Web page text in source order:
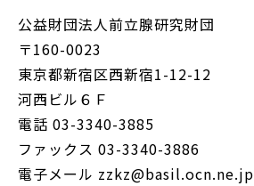
公益財団法人前立腺研究財団
〒160-0023
東京都新宿区西新宿1-12-12
河西ビル６Ｆ
電話 03-3340-3885
ファックス 03-3340-3886
電子メール zzkz@basil.ocn.ne.jp